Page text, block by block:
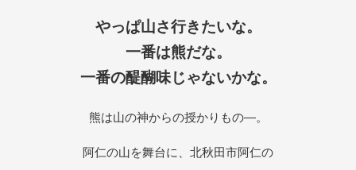
やっぱ山さ行きたいな。
一番は熊だな。
一番の醍醐味じゃないかな。
熊は山の神からの授かりもの―。
阿仁の山を舞台に、北秋田市阿仁の